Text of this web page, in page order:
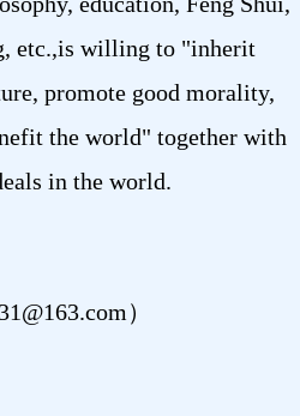
etc.,is willing to "inherit
promote good morality,
the world" together with
in the world.
）